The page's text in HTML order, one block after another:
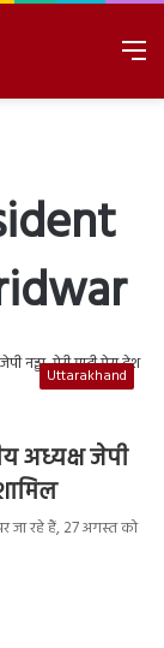
Uttarakhand
अध्यक्ष जेपी
जा रहे हैं, 27 अगस्त को